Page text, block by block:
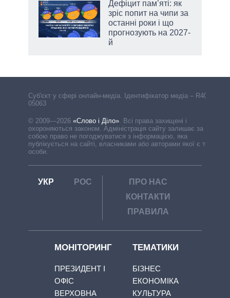
Дефіцит пам’яті: як
зріс попит на чипи за
останні роки і що
прогнозують на 2027-
й
Cуб'єкт у сфері онлайн-медіа. Ідентифікатор медіа – R40-
05063
© 2009—2026 «Слово і Діло». Всі права захищені і
охороняються законом. Адміністрація сайту залишає за
собою право не погоджуватися з інформацією, яка
публікується на сайті, власниками або авторами якої є треті
особи.
УКР РОС
ПРО НАС
КОНТАКТИ
ПРАВИЛА
МОНІТОРИНГ
ПРЕЗИДЕНТ І
ОФІС
ВЕРХОВНА
ТЕМАТИКИ
БІЗНЕС
ЕКОНОМІКА
КУЛЬТУРА